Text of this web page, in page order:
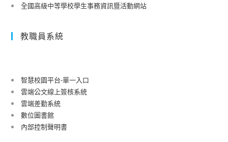
全國高級中等學校學生事務資訊暨活動網站
教職員系統
智慧校園平台-單一入口
雲端公文線上簽核系統
雲端差勤系統
數位圖書館
內部控制聲明書